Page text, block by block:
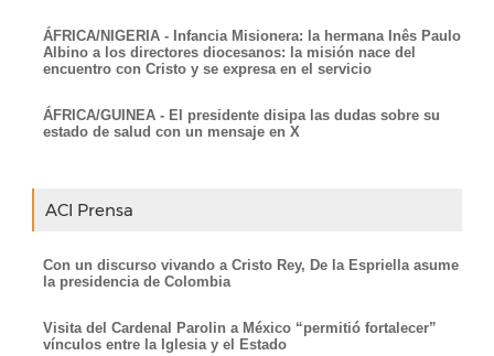
ÁFRICA/NIGERIA - Infancia Misionera: la hermana Inês Paulo
Albino a los directores diocesanos: la misión nace del
encuentro con Cristo y se expresa en el servicio
ÁFRICA/GUINEA - El presidente disipa las dudas sobre su
estado de salud con un mensaje en X
ACI Prensa
Con un discurso vivando a Cristo Rey, De la Espriella asume
la presidencia de Colombia
Visita del Cardenal Parolin a México “permitió fortalecer”
vínculos entre la Iglesia y el Estado